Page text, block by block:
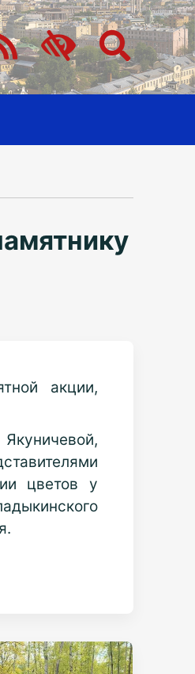
акции,
цветов у